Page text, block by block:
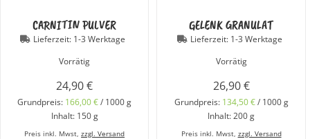
CARNITIN PULVER
Lieferzeit: 1-3 Werktage
Vorrätig
24,90€
Grundpreis: 166,00€/ 1000g
Inhalt: 150g
Preis inkl. Mwst,zzgl. Versand
GELENK GRANULAT
Lieferzeit: 1-3 Werktage
Vorrätig
26,90€
Grundpreis: 134,50€/ 1000 g
Inhalt: 200g
Preis inkl. Mwst, zzgl. Versand